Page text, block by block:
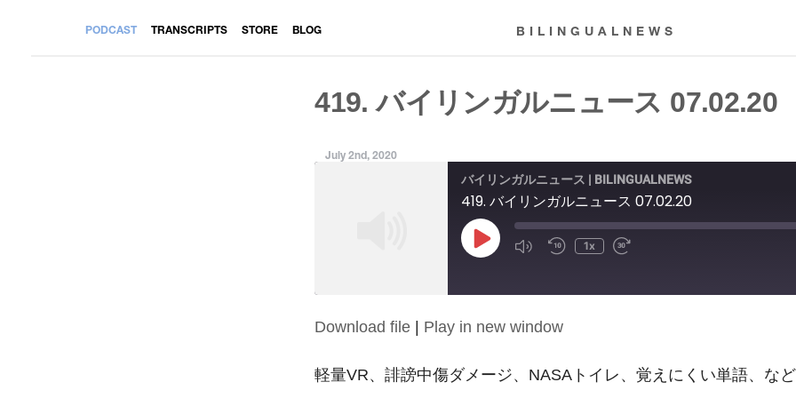
PODCAST TRANSCRIPTS STORE BLOG BILINGUALNEWS
419. バイリンガルニュース 07.02.20
July 2nd, 2020
バイリンガルニュース | BILINGUALNEWS
419. バイリンガルニュース 07.02.20
Play
Episode
1x
SHARE
LINK
Download file | Play in new window
軽量VR、誹謗中傷ダメージ、NASAトイレ、覚えにくい単語、など